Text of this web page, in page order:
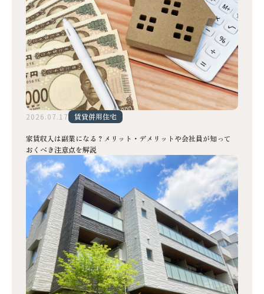
2026.07.17 賃貸併用住宅
家賃収入は副業になる？メリット・デメリットや会社員が知って
おくべき注意点を解説